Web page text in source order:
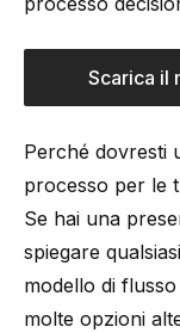
Scarica il
Perché dovresti
processo per le
Se hai una
spiegare
modello di
molte opzioni